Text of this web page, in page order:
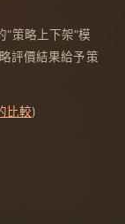
策略上下架”模
評價結果給予策
比較)